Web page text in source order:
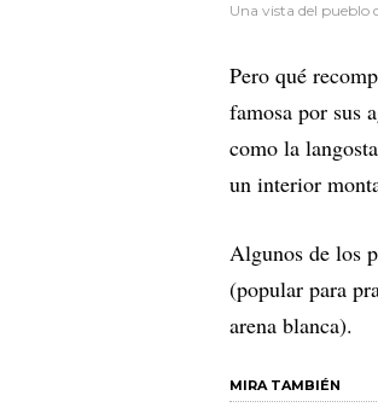
Una vista del pueblo
Pero qué
famosa por sus
como la
un interior
Algunos de los
(popular para
arena blanca).
MIRA TAMBIÉN